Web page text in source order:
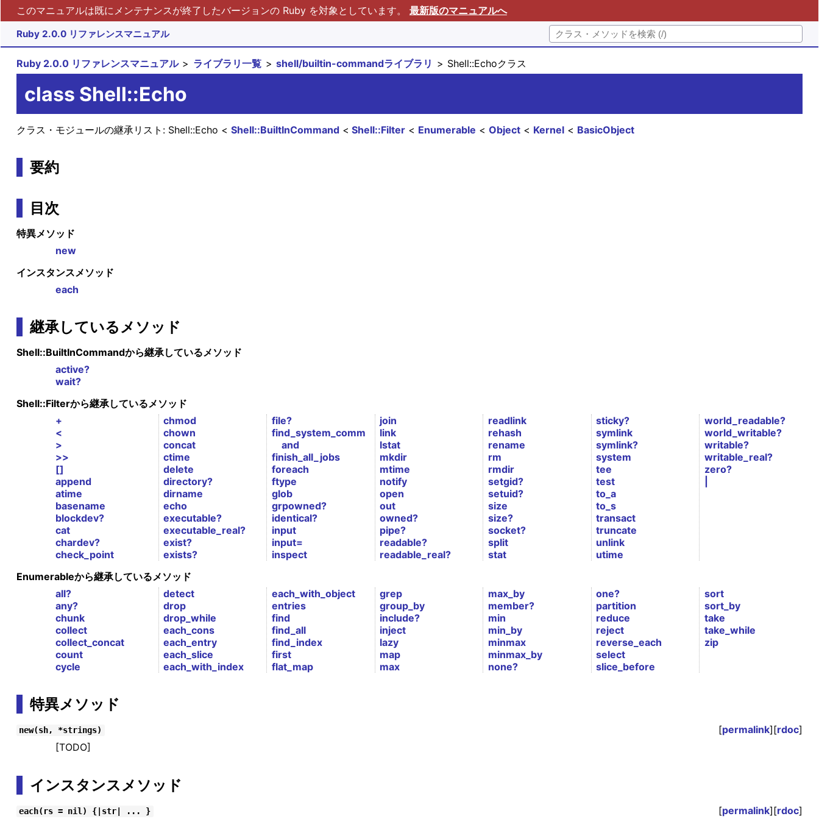
このマニュアルは既にメンテナンスが終了したバージョンの Ruby を対象としています。 最新版のマニュアルへ
Ruby 2.0.0 リファレンスマニュアル
Ruby 2.0.0 リファレンスマニュアル ライブラリ一覧 shell/builtin-commandライブラリ Shell::Echoクラス
class Shell::Echo
クラス・モジュールの継承リスト: BasicObject
Kernel
Object
Enumerable
Shell::Filter
Shell::BuiltInCommand
Shell::Echo
要約
目次
特異メソッド
new
インスタンスメソッド
each
継承しているメソッド
Shell::BuiltInCommandから継承しているメソッド
active?
wait?
Shell::Filterから継承しているメソッド
+
<
>
>>
[]
append
atime
basename
blockdev?
cat
chardev?
check_point
chmod
chown
concat
ctime
delete
directory?
dirname
echo
executable?
executable_real?
exist?
exists?
file?
find_system_comm
and
finish_all_jobs
foreach
ftype
glob
grpowned?
identical?
input
input=
inspect
join
link
lstat
mkdir
mtime
notify
open
out
owned?
pipe?
readable?
readable_real?
readlink
rehash
rename
rm
rmdir
setgid?
setuid?
size
size?
socket?
split
stat
sticky?
symlink
symlink?
system
tee
test
to_a
to_s
transact
truncate
unlink
utime
world_readable?
world_writable?
writable?
writable_real?
zero?
Enumerableから継承しているメソッド
all?
any?
chunk
collect
collect_concat
count
cycle
detect
drop
drop_while
each_cons
each_entry
each_slice
each_with_index
each_with_object
entries
find
find_all
find_index
first
flat_map
grep
group_by
include?
inject
lazy
map
max
max_by
member?
min
min_by
minmax
minmax_by
none?
one?
partition
reduce
reject
reverse_each
select
slice_before
sort
sort_by
take
take_while
zip
特異メソッド
new(sh, *strings) [permalink][rdoc]
[TODO]
インスタンスメソッド
each(rs = nil) {|str| ... } [permalink][rdoc]